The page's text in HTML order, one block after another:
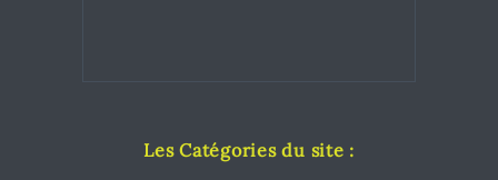
Les Catégories du site :